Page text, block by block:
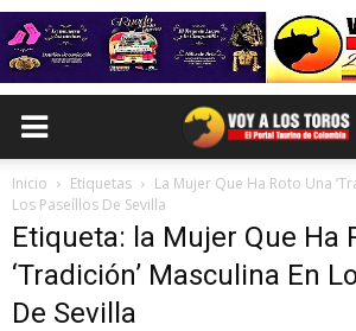
Inicio Etiquetas
La Mujer Que Ha Roto Una
Los Paseíllos De Sevilla
Etiqueta: la Mujer Que Ha
‘Tradición’ Masculina En
De Sevilla